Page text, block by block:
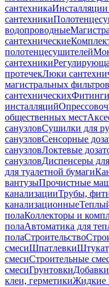
сантехникаИнсталляции
сантехники
водопроводные
сантехнические
полотенцесушителей
сантехники
протечекЛюки
магистральных
сантехническихФитинги
инсталляций
общественных мест
санузловСушилки для
санузловСенсорные
санузловЛоктевые
санузловДиспенсеры
для туалетной бумаги
вантузыПрочистные
канализацииТрубы,
канализационные
полаКоллекторы и
полаАвтоматика для
полаСтроительство
смесиШпатлевки
смесиСтроительные
смесиГрунтовки
клеи, герметикиЖидкие